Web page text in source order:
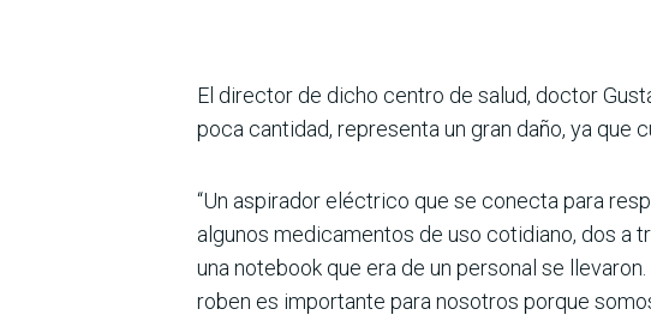
El director de dicho centro de salud, doctor
poca cantidad, representa un gran daño, ya que
“Un aspirador eléctrico que se conecta para
algunos medicamentos de uso cotidiano, dos a
una notebook que era de un personal se
roben es importante para nosotros porque